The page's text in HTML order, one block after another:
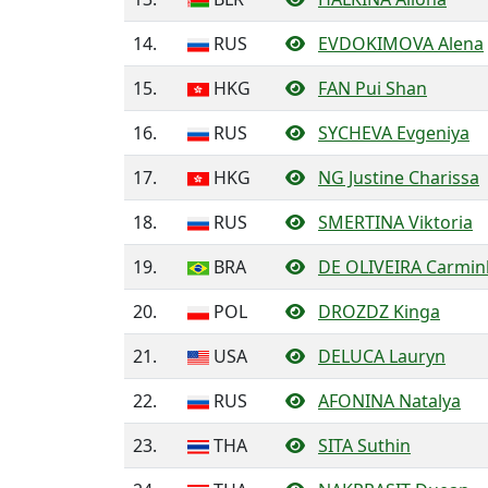
14.
RUS
EVDOKIMOVA Alena
15.
HKG
FAN Pui Shan
16.
RUS
SYCHEVA Evgeniya
17.
HKG
NG Justine Charissa
18.
RUS
SMERTINA Viktoria
19.
BRA
DE OLIVEIRA
20.
POL
DROZDZ Kinga
21.
USA
DELUCA Lauryn
22.
RUS
AFONINA Natalya
23.
THA
SITA Suthin